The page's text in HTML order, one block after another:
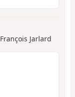
François Jarlard